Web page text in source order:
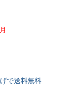
で送料無料